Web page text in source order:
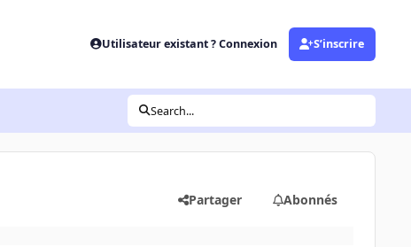
Utilisateur existant ? Connexion S’inscrire
Search...
Partager Abonnés